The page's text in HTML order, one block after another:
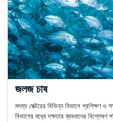
জলজ চাষ
মৎস্য সেক্টরের বিভিন্ন বিভাগে প্রশিক্ষণ ও
বিভাগের মধ্যে দক্ষতার ব্যবধানের বিশ্লেষণ